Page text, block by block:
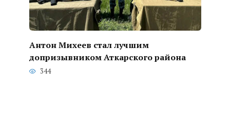
Антон Михеев стал лучшим
допризывником Аткарского района
344